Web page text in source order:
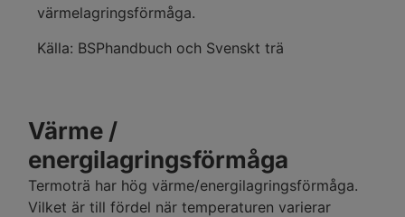
värmelagringsförmåga.
Källa: BSPhandbuch och Svenskt trä
Värme /
energilagringsförmåga
Termoträ har hög värme/energilagringsförmåga.
Vilket är till fördel när temperaturen varierar